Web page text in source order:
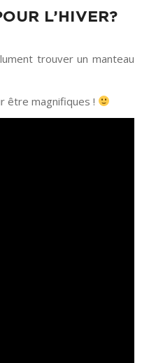
L’HIVER?
trouver un manteau
être magnifiques !